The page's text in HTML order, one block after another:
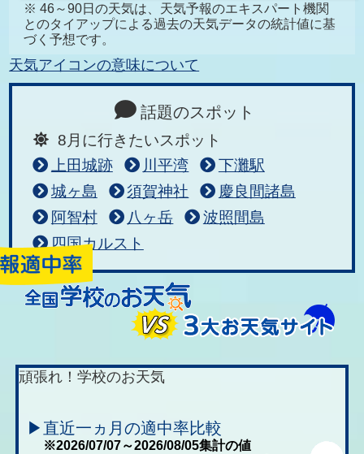
※ 46～90日の天気は、天気予報のエキスパート機関
とのタイアップによる過去の天気データの統計値に基
づく予想です。
天気アイコンの意味について
話題のスポット
8月に行きたいスポット
上田城跡
川平湾
下灘駅
城ヶ島
須賀神社
慶良間諸島
阿智村
八ヶ岳
波照間島
四国カルスト
頑張れ！学校のお天気
▶直近一ヵ月の適中率比較
※2026/07/07～2026/08/05集計の値